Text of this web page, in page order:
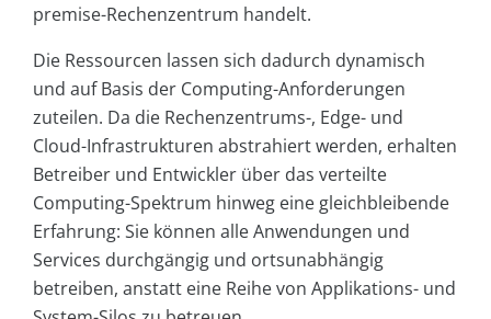
premise-Rechenzentrum handelt.
Die Ressourcen lassen sich dadurch dynamisch
und auf Basis der Computing-Anforderungen
zuteilen. Da die Rechenzentrums-, Edge- und
Cloud-Infrastrukturen abstrahiert werden, erhalten
Betreiber und Entwickler über das verteilte
Computing-Spektrum hinweg eine gleichbleibende
Erfahrung: Sie können alle Anwendungen und
Services durchgängig und ortsunabhängig
betreiben, anstatt eine Reihe von Applikations- und